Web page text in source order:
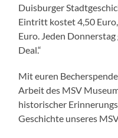
Duisburger
Eintritt kostet 4,50
Euro. Jeden
Deal.“
Mit euren
Arbeit des MSV
historischer
Geschichte unseres